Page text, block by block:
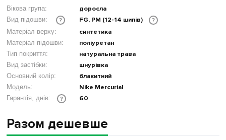
Вікова група: доросла
Вид підошви: ? FG, PM (12-14 шипів) ?
Матеріал верху: синтетика
Матеріал підошви: поліуретан
Тип покриття: натуральна трава
Вид застібки: шнурівка
Основний колір: блакитний
Модель: Nike Mercurial
Гарантія, днів: ? 60
Разом дешевше